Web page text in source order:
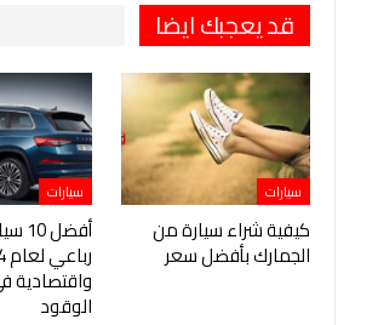
قد يعجبك ايضا
سيارات
كيفية شراء سيارة من
الجمارك بأفضل سعر
سيارات
واقتصادية
الوقود